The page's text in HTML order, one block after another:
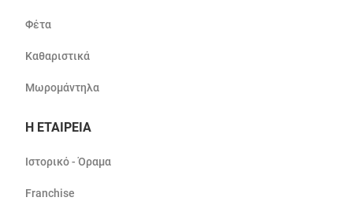
Φέτα
Καθαριστικά
Μωρομάντηλα
Η ΕΤΑΙΡΕΙΑ
Ιστορικό - Όραμα
Franchise